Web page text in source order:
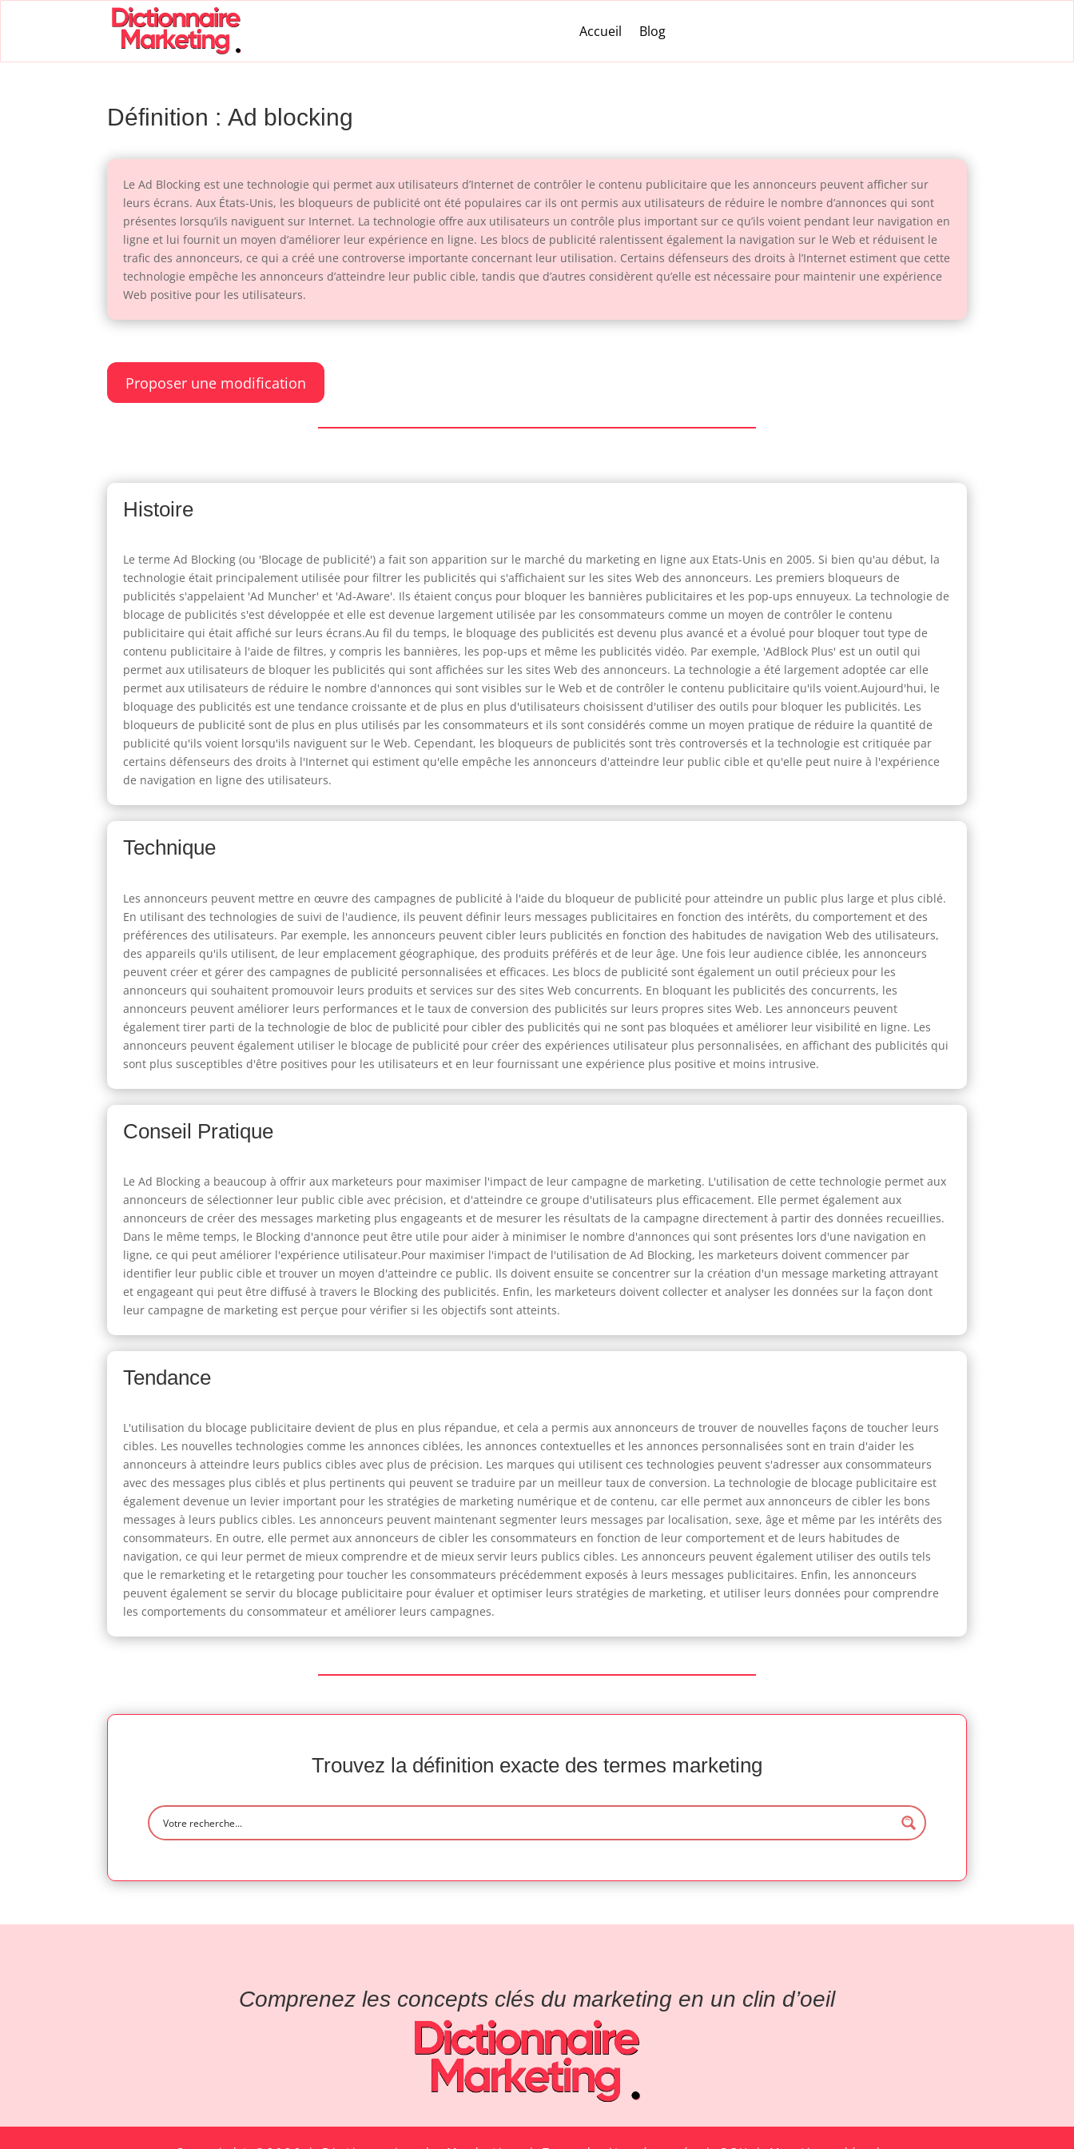
Accueil Blog
Définition : Ad blocking
Le Ad Blocking est une technologie qui permet aux utilisateurs d’Internet de contrôler le contenu publicitaire que les annonceurs peuvent afficher sur
leurs écrans. Aux États-Unis, les bloqueurs de publicité ont été populaires car ils ont permis aux utilisateurs de réduire le nombre d’annonces qui sont
présentes lorsqu’ils naviguent sur Internet. La technologie offre aux utilisateurs un contrôle plus important sur ce qu’ils voient pendant leur navigation en
ligne et lui fournit un moyen d’améliorer leur expérience en ligne. Les blocs de publicité ralentissent également la navigation sur le Web et réduisent le
trafic des annonceurs, ce qui a créé une controverse importante concernant leur utilisation. Certains défenseurs des droits à l’Internet estiment que cette
technologie empêche les annonceurs d’atteindre leur public cible, tandis que d’autres considèrent qu’elle est nécessaire pour maintenir une expérience
Web positive pour les utilisateurs.
Proposer une modification
Histoire
Le terme Ad Blocking (ou 'Blocage de publicité') a fait son apparition sur le marché du marketing en ligne aux Etats-Unis en 2005. Si bien qu'au début, la
technologie était principalement utilisée pour filtrer les publicités qui s'affichaient sur les sites Web des annonceurs. Les premiers bloqueurs de
publicités s'appelaient 'Ad Muncher' et 'Ad-Aware'. Ils étaient conçus pour bloquer les bannières publicitaires et les pop-ups ennuyeux. La technologie de
blocage de publicités s'est développée et elle est devenue largement utilisée par les consommateurs comme un moyen de contrôler le contenu
publicitaire qui était affiché sur leurs écrans.Au fil du temps, le bloquage des publicités est devenu plus avancé et a évolué pour bloquer tout type de
contenu publicitaire à l'aide de filtres, y compris les bannières, les pop-ups et même les publicités vidéo. Par exemple, 'AdBlock Plus' est un outil qui
permet aux utilisateurs de bloquer les publicités qui sont affichées sur les sites Web des annonceurs. La technologie a été largement adoptée car elle
permet aux utilisateurs de réduire le nombre d'annonces qui sont visibles sur le Web et de contrôler le contenu publicitaire qu'ils voient.Aujourd'hui, le
bloquage des publicités est une tendance croissante et de plus en plus d'utilisateurs choisissent d'utiliser des outils pour bloquer les publicités. Les
bloqueurs de publicité sont de plus en plus utilisés par les consommateurs et ils sont considérés comme un moyen pratique de réduire la quantité de
publicité qu'ils voient lorsqu'ils naviguent sur le Web. Cependant, les bloqueurs de publicités sont très controversés et la technologie est critiquée par
certains défenseurs des droits à l'Internet qui estiment qu'elle empêche les annonceurs d'atteindre leur public cible et qu'elle peut nuire à l'expérience
de navigation en ligne des utilisateurs.
Technique
Les annonceurs peuvent mettre en œuvre des campagnes de publicité à l'aide du bloqueur de publicité pour atteindre un public plus large et plus ciblé.
En utilisant des technologies de suivi de l'audience, ils peuvent définir leurs messages publicitaires en fonction des intérêts, du comportement et des
préférences des utilisateurs. Par exemple, les annonceurs peuvent cibler leurs publicités en fonction des habitudes de navigation Web des utilisateurs,
des appareils qu'ils utilisent, de leur emplacement géographique, des produits préférés et de leur âge. Une fois leur audience ciblée, les annonceurs
peuvent créer et gérer des campagnes de publicité personnalisées et efficaces. Les blocs de publicité sont également un outil précieux pour les
annonceurs qui souhaitent promouvoir leurs produits et services sur des sites Web concurrents. En bloquant les publicités des concurrents, les
annonceurs peuvent améliorer leurs performances et le taux de conversion des publicités sur leurs propres sites Web. Les annonceurs peuvent
également tirer parti de la technologie de bloc de publicité pour cibler des publicités qui ne sont pas bloquées et améliorer leur visibilité en ligne. Les
annonceurs peuvent également utiliser le blocage de publicité pour créer des expériences utilisateur plus personnalisées, en affichant des publicités qui
sont plus susceptibles d'être positives pour les utilisateurs et en leur fournissant une expérience plus positive et moins intrusive.
Conseil Pratique
Le Ad Blocking a beaucoup à offrir aux marketeurs pour maximiser l'impact de leur campagne de marketing. L'utilisation de cette technologie permet aux
annonceurs de sélectionner leur public cible avec précision, et d'atteindre ce groupe d'utilisateurs plus efficacement. Elle permet également aux
annonceurs de créer des messages marketing plus engageants et de mesurer les résultats de la campagne directement à partir des données recueillies.
Dans le même temps, le Blocking d'annonce peut être utile pour aider à minimiser le nombre d'annonces qui sont présentes lors d'une navigation en
ligne, ce qui peut améliorer l'expérience utilisateur.Pour maximiser l'impact de l'utilisation de Ad Blocking, les marketeurs doivent commencer par
identifier leur public cible et trouver un moyen d'atteindre ce public. Ils doivent ensuite se concentrer sur la création d'un message marketing attrayant
et engageant qui peut être diffusé à travers le Blocking des publicités. Enfin, les marketeurs doivent collecter et analyser les données sur la façon dont
leur campagne de marketing est perçue pour vérifier si les objectifs sont atteints.
Tendance
L'utilisation du blocage publicitaire devient de plus en plus répandue, et cela a permis aux annonceurs de trouver de nouvelles façons de toucher leurs
cibles. Les nouvelles technologies comme les annonces ciblées, les annonces contextuelles et les annonces personnalisées sont en train d'aider les
annonceurs à atteindre leurs publics cibles avec plus de précision. Les marques qui utilisent ces technologies peuvent s'adresser aux consommateurs
avec des messages plus ciblés et plus pertinents qui peuvent se traduire par un meilleur taux de conversion. La technologie de blocage publicitaire est
également devenue un levier important pour les stratégies de marketing numérique et de contenu, car elle permet aux annonceurs de cibler les bons
messages à leurs publics cibles. Les annonceurs peuvent maintenant segmenter leurs messages par localisation, sexe, âge et même par les intérêts des
consommateurs. En outre, elle permet aux annonceurs de cibler les consommateurs en fonction de leur comportement et de leurs habitudes de
navigation, ce qui leur permet de mieux comprendre et de mieux servir leurs publics cibles. Les annonceurs peuvent également utiliser des outils tels
que le remarketing et le retargeting pour toucher les consommateurs précédemment exposés à leurs messages publicitaires. Enfin, les annonceurs
peuvent également se servir du blocage publicitaire pour évaluer et optimiser leurs stratégies de marketing, et utiliser leurs données pour comprendre
les comportements du consommateur et améliorer leurs campagnes.
Trouvez la définition exacte des termes marketing
Comprenez les concepts clés du marketing en un clin d’oeil